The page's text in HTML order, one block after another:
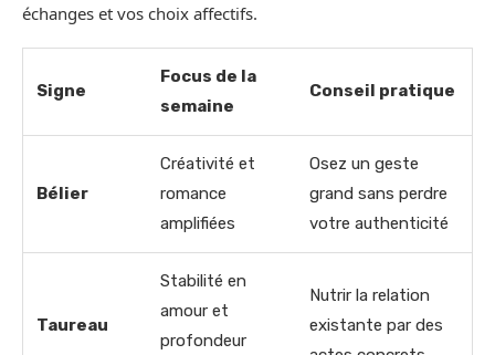
échanges et vos choix affectifs.
Signe
Focus de la
semaine
Conseil pratique
Bélier
Créativité et
romance
amplifiées
Osez un geste
grand sans perdre
votre authenticité
Taureau
Stabilité en
amour et
profondeur
Nutrir la relation
existante par des